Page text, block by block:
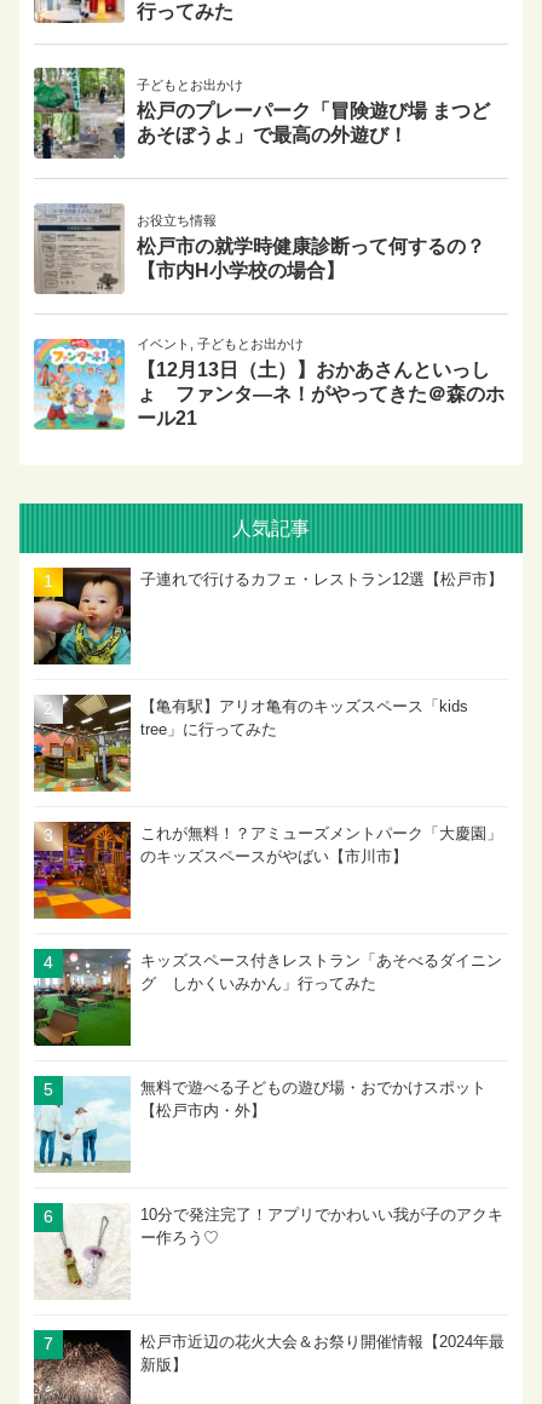
行ってみた
子どもとお出かけ
松戸のプレーパーク「冒険遊び場 まつど
あそぼうよ」で最高の外遊び！
お役立ち情報
松戸市の就学時健康診断って何するの？
【市内H小学校の場合】
イベント 子どもとお出かけ
【12月13日（土）】おかあさんといっし
ょ ファンタ―ネ！がやってきた＠森のホ
ール21
人気記事
子連れで行けるカフェ・レストラン12選【松戸市】
【亀有駅】アリオ亀有のキッズスペース「kids
tree」に行ってみた
これが無料！？アミューズメントパーク「大慶園」
のキッズスペースがやばい【市川市】
キッズスペース付きレストラン「あそべるダイニン
グ しかくいみかん」行ってみた
無料で遊べる子どもの遊び場・おでかけスポット
【松戸市内・外】
10分で発注完了！アプリでかわいい我が子のアクキ
ー作ろう♡
松戸市近辺の花火大会＆お祭り開催情報【2024年最
新版】